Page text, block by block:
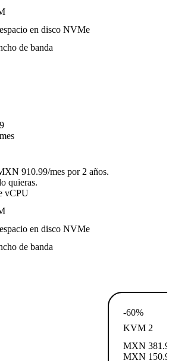
en disco NVMe
de banda
910.99/mes por 2 años.
quieras.
vCPU
en disco NVMe
de banda
-60%
KVM 2
MXN
MXN